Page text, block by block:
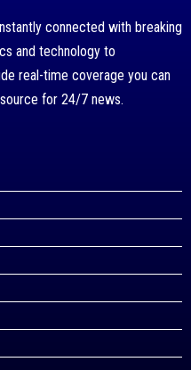
connected with breaking
and technology to
real-time coverage you can
for 24/7 news.